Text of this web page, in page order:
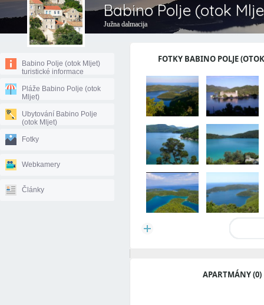
Babino Polje (otok
Južna dalmacija
Babino Polje (otok Mljet)
turistické informace
Pláže Babino Polje (otok
Mljet)
Ubytování Babino Polje
(otok Mljet)
Fotky
Webkamery
Články
FOTKY BABINO POLJE
APARTMÁNY (0)